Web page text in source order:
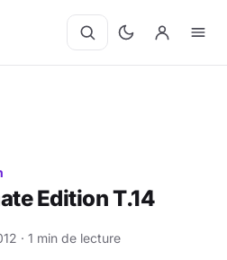
Edition T.14
· 1 min de lecture